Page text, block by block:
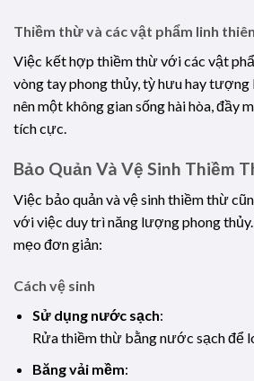
Thiềm thừ và các vật phẩm linh
Việc kết hợp thiềm thừ với các vật
vòng tay phong thủy, tỳ hưu hay tượng
nên một không gian sống hài hòa, đầy
tích cực.
Bảo Quản Và Vệ Sinh Thiềm
Việc bảo quản và vệ sinh thiềm thừ
với việc duy trì năng lượng phong
mẹo đơn giản:
Cách vệ sinh
Sử dụng nước sạch:
Rửa thiềm thừ bằng nước sạch để
Băng vải mềm: